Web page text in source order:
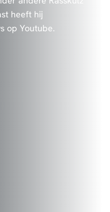
heeft hij
op Youtube.